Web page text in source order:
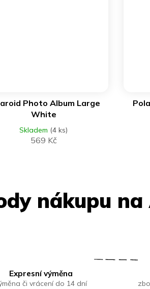
Expresní výměna
či vrácení do 14 dní
Photo Album Large
White
Skladem (4 ks)
569 Kč